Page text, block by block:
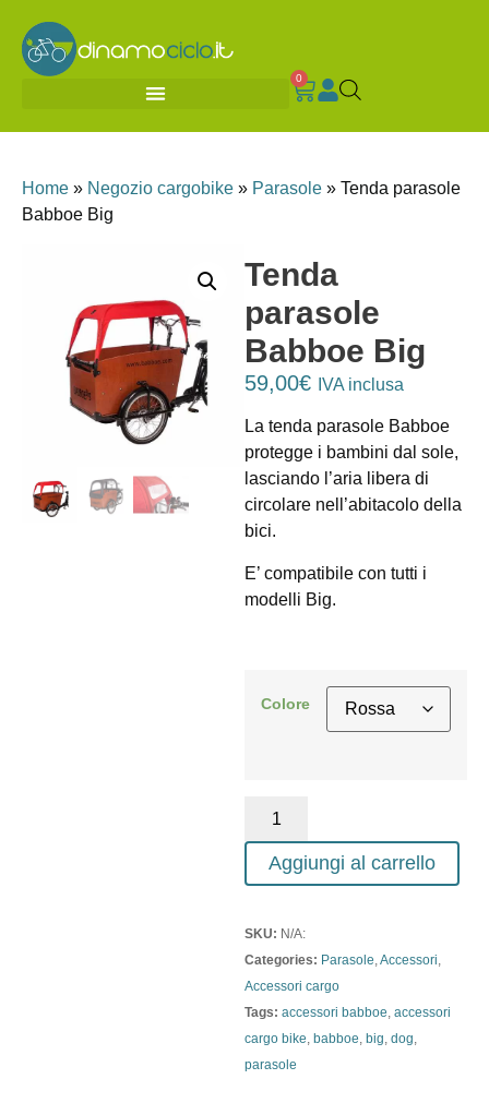
0
Home » Negozio cargobike » Parasole » Tenda parasole
Babboe Big
Tenda
parasole
Babboe Big
59,00€ IVA inclusa
La tenda parasole Babboe
protegge i bambini dal sole,
lasciando l’aria libera di
circolare nell’abitacolo della
bici.
E’ compatibile con tutti i
modelli Big.
Colore
Aggiungi al carrello
SKU: N/A:
Categories: Parasole,Accessori,
Accessori cargo
Tags: accessori babboe, accessori
cargo bike, babboe, big, dog,
parasole